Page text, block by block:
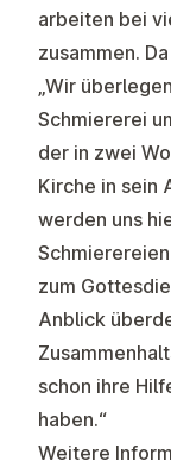
arbeiten bei
zusammen.
„Wir
Schmiererei
der in zwei
Kirche in sein
werden uns
zum
Anblick
schon ihre
haben.“
Weitere